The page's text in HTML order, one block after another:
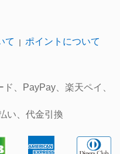
て ポイントについて
、PayPay、楽天ペイ、
い、代金引換